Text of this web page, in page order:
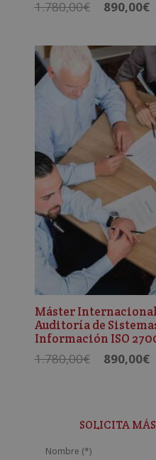
1.780,00€
El
era:
1.780,00€.
890,00€El
Máster
Auditoría de
Información ISO
1.780,00€
El
1.780,00€.
890,00€El
SOLICITA
Nombre (*)